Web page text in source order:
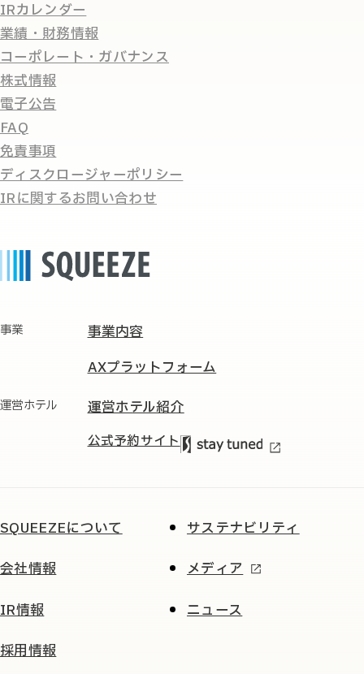
IRカレンダー
業績・財務情報
コーポレート・ガバナンス
株式情報
電子公告
FAQ
免責事項
ディスクロージャーポリシー
IRに関するお問い合わせ
事業
事業内容
AXプラットフォーム
運営ホテル 運営ホテル紹介
公式予約サイト
SQUEEZEについて
会社情報
IR情報
採用情報
サステナビリティ
メディア
ニュース